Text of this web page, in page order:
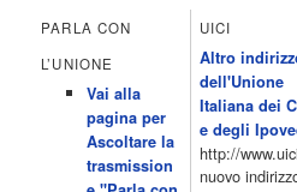
All News 16.05 Rotazione musicale
Club 19.30 19.30 Human Guinea
Monkeys 21.30 Sons of Butcher […]
programmiTv - ITALIA 1 4
Programmi 06.35 Cartoni Animati
10.10 Telefilm:Supercar 12.15 12.15
Aperto 13.00 Studio Sport 13.40
PARLA CON
L’UNIONE
Vai alla
pagina per
Ascoltare la
trasmission
UICI
Altro
dell'Unione
Italiana dei
e degli
http://
nuovo